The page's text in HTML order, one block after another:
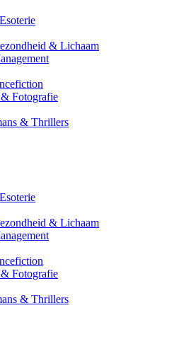
& Lichaam
Fotografie
& Thrillers
& Lichaam
Fotografie
& Thrillers